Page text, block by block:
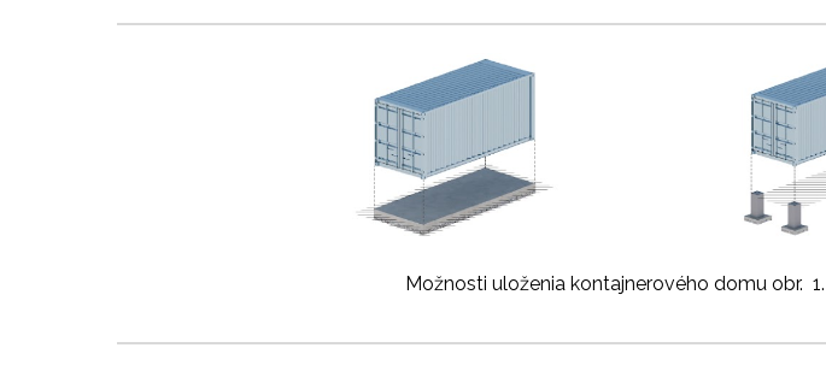
Možnosti uloženia kontajnerového domu obr.